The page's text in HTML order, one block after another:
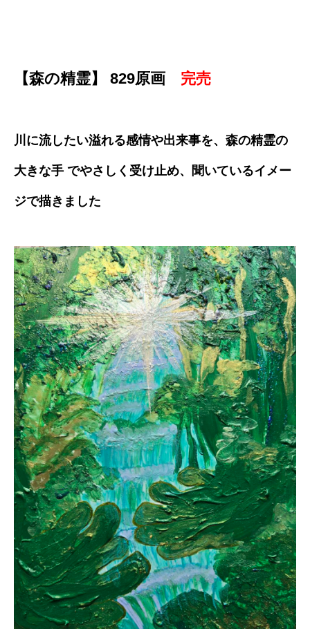
【森の精霊】 829原画 完売
川に流したい溢れる感情や出来事を、森の精霊の
大きな手 でやさしく受け止め、聞いているイメー
ジで描きました